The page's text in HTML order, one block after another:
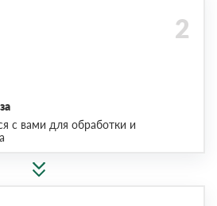
с вами для обработки и